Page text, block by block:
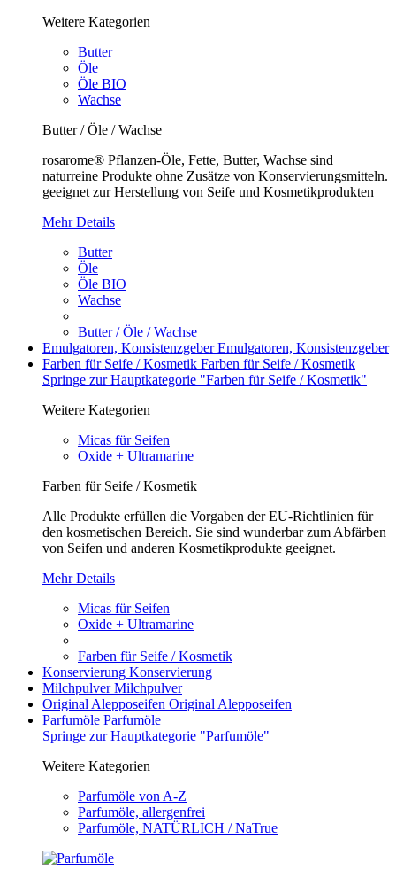
Weitere Kategorien
Butter
Öle
Öle BIO
Wachse
Butter / Öle / Wachse
rosarome® Pflanzen-Öle, Fette, Butter, Wachse sind
naturreine Produkte ohne Zusätze von Konservierungsmitteln.
geeignet zur Herstellung von Seife und Kosmetikprodukten
Mehr Details
Butter
Öle
Öle BIO
Wachse
Butter / Öle / Wachse
Emulgatoren, KonsistenzgeberEmulgatoren, Konsistenzgeber
Farben für Seife / Kosmetik Farben für Seife / Kosmetik
Springe zur Hauptkategorie "Farben für Seife / Kosmetik"
Weitere Kategorien
Micas für Seifen
Oxide + Ultramarine
Farben für Seife / Kosmetik
Alle Produkte erfüllen die Vorgaben der EU-Richtlinien für
den kosmetischen Bereich. Sie sind wunderbar zum Abfärben
von Seifen und anderen Kosmetikprodukte geeignet.
Mehr Details
Micas für Seifen
Oxide + Ultramarine
Farben für Seife / Kosmetik
Konservierung Konservierung
MilchpulverMilchpulver
Original Alepposeifen Original Alepposeifen
Parfumöle Parfumöle
Springe zur Hauptkategorie "Parfumöle"
Weitere Kategorien
Parfumöle von A-Z
Parfumöle, allergenfrei
Parfumöle, NATÜRLICH / NaTrue